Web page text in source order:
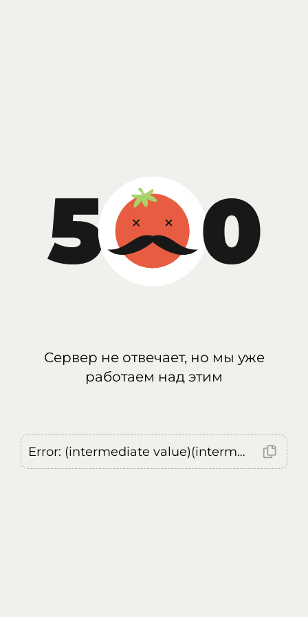
Сервер не отвечает, но мы уже
работаем над этим
Error: (intermediate value)(intermediate value)(intermediate value).replaceAll is not a function